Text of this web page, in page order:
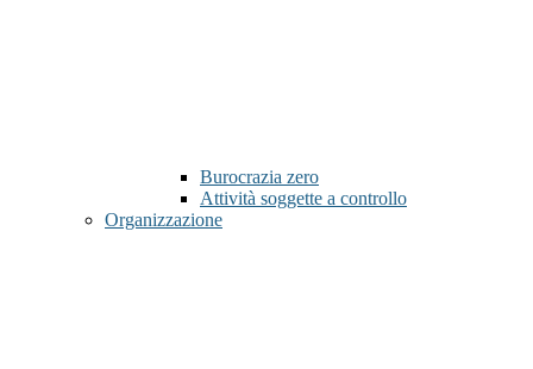
Burocrazia zero
Attività soggette a controllo
Organizzazione